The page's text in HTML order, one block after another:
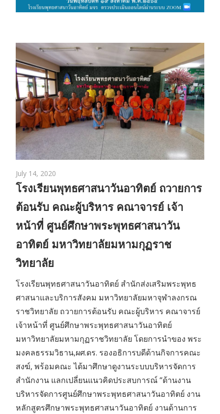
โรงเรียนพุทธศาสนาวันอาทิตย์
มหาวิทยาลัยมหาจุฬาลงกรณยินดีต้อนรับ
คณะกรรมการตรวจประเมินการปฏิบัติงาน
s__15425629
ยินดีต้อนรับคณะกรรมการตรวจประเมิน
July 14, 2020
โรงเรียนพุทธศาสนาวันอาทิตย์ ถวายการ
ต้อนรับ คณะผู้บริหาร คณาจารย์ เจ้า
หน้าที่ ศูนย์ศึกษาพระพุทธศาสนาวัน
อาทิตย์ มหาวิทยาลัยมหามกุฏราช
วิทยาลัย
โรงเรียนพุทธศาสนาวันอาทิตย์ สำนักส่งเสริมพระพุทธ
ศาสนาและบริการสังคม มหาวิทยาลัยมหาจุฬาลงกรณ
ราชวิทยาลัย ถวายการต้อนรับ คณะผู้บริหาร คณาจารย์
เจ้าหน้าที่ ศูนย์ศึกษาพระพุทธศาสนาวันอาทิตย์
มหาวิทยาลัยมหามกุฏราชวิทยาลัย โดยการนำของ พระ
มงคลธรรมวิธาน,ผศ.ดร. รองอธิการบดีด้านกิจการคณะ
สงฆ์, พร้อมคณะ ได้มาศึกษาดูงานระบบบริหารจัดการ
สำนักงาน แลกเปลี่ยนแนวคิดประสบการณ์ “ด้านงาน
บริหารจัดการศูนย์ศึกษาพระพุทธศาสนาวันอาทิตย์ งาน
หลักสูตรศึกษาพระพุทธศาสนาวันอาทิตย์ งานด้านการ